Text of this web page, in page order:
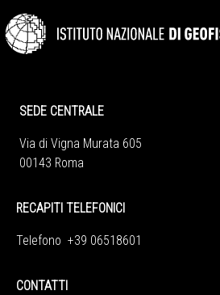
SEDE CENTRALE
Via di Vigna Murata 605
00143 Roma
RECAPITI TELEFONICI
Telefono +39 06518601
CONTATTI